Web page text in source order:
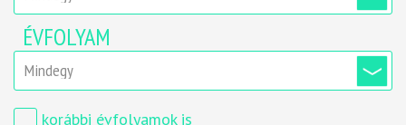
ÉVFOLYAM
korábbi évfolyamok is